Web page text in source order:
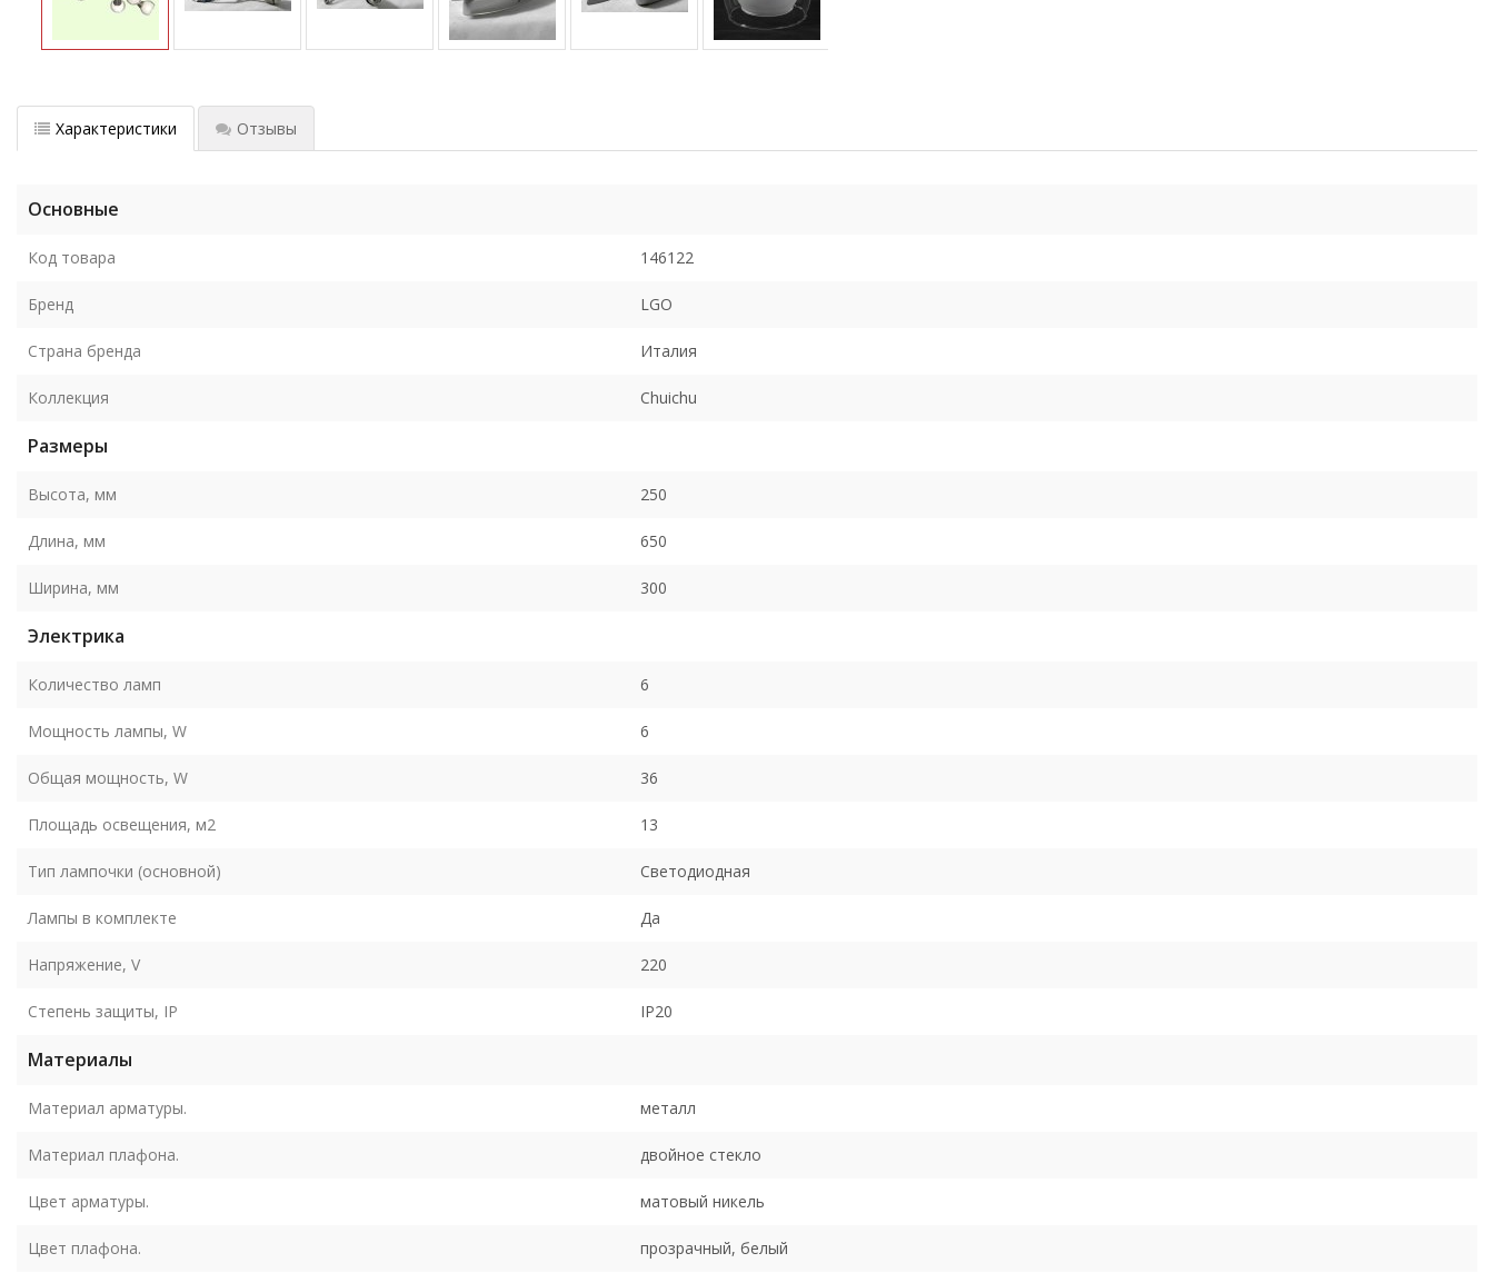
Характеристики Отзывы
Основные
Код товара 146122
Бренд LGO
Страна бренда Италия
Коллекция Chuichu
Размеры
Высота, мм 250
Длина, мм 650
Ширина, мм 300
Электрика
Количество ламп 6
Мощность лампы, W 6
Общая мощность, W 36
Площадь освещения, м2 13
Тип лампочки (основной) Светодиодная
Лампы в комплекте Да
Напряжение, V 220
Степень защиты, IP IP20
Материалы
Материал арматуры. металл
Материал плафона. двойное стекло
Цвет арматуры. матовый никель
Цвет плафона. прозрачный, белый